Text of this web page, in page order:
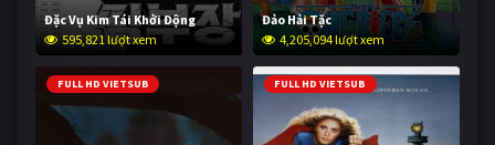
Đặc Vụ Kim Tái Khởi Động
595,821 lượt xem
Đảo Hải Tặc
4,205,094 lượt xem
FULL HD VIETSUB FULL HD VIETSUB